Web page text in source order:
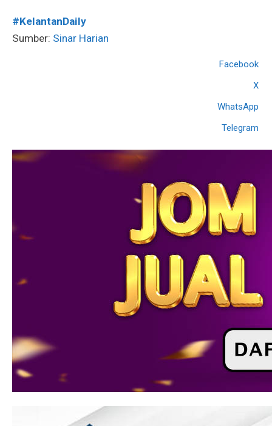
#KelantanDaily
Sumber: Sinar Harian
Facebook
X
WhatsApp
Telegram